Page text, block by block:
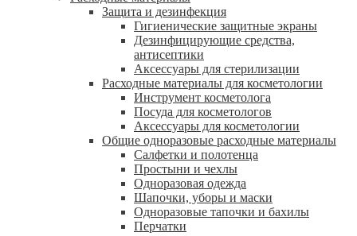
Защита и дезинфекция
Гигиенические защитные экраны
Дезинфицирующие средства,
антисептики
Аксессуары для стерилизации
Расходные материалы для косметологии
Инструмент косметолога
Посуда для косметологов
Аксессуары для косметологии
Общие одноразовые расходные материалы
Салфетки и полотенца
Простыни и чехлы
Одноразовая одежда
Шапочки, уборы и маски
Одноразовые тапочки и бахилы
Перчатки